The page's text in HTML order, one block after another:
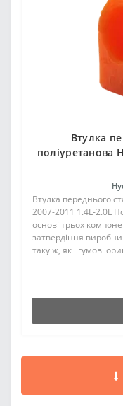
Втулка
поліуретанова
Втулка переднього
2007-2011 1.4L-2.0L
основі трьох
затвердіння
таку ж, як і гумові